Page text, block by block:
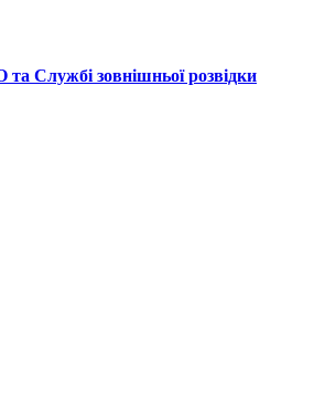
Службі зовнішньої розвідки